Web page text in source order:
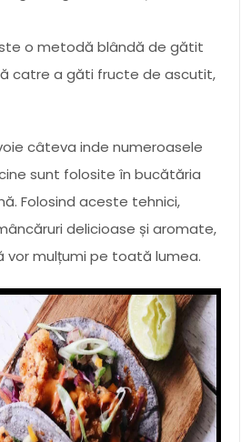
o metodă blândă de gătit
catre a găti fructe de ascutit,
câteva inde numeroasele
sunt folosite în bucătăria
Folosind aceste tehnici,
delicioase și aromate,
vor mulțumi pe toată lumea.